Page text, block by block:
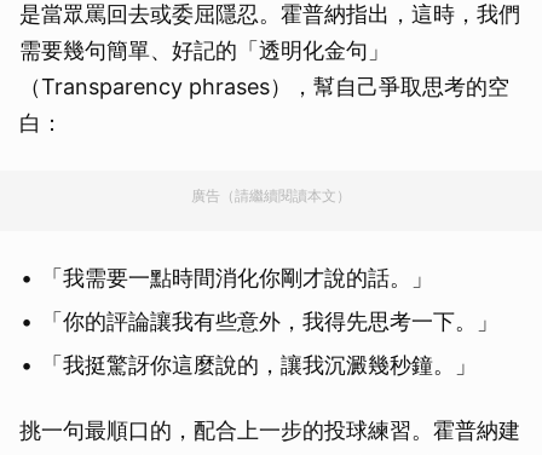
是當眾罵回去或委屈隱忍。霍普納指出，這時，我們
需要幾句簡單、好記的「透明化金句」
（Transparency phrases），幫自己爭取思考的空
白：
廣告（請繼續閱讀本文）
「我需要一點時間消化你剛才說的話。」
「你的評論讓我有些意外，我得先思考一下。」
「我挺驚訝你這麼說的，讓我沉澱幾秒鐘。」
挑一句最順口的，配合上一步的投球練習。霍普納建